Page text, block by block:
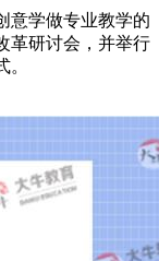
意学做专业教学的
革研讨会，并举行